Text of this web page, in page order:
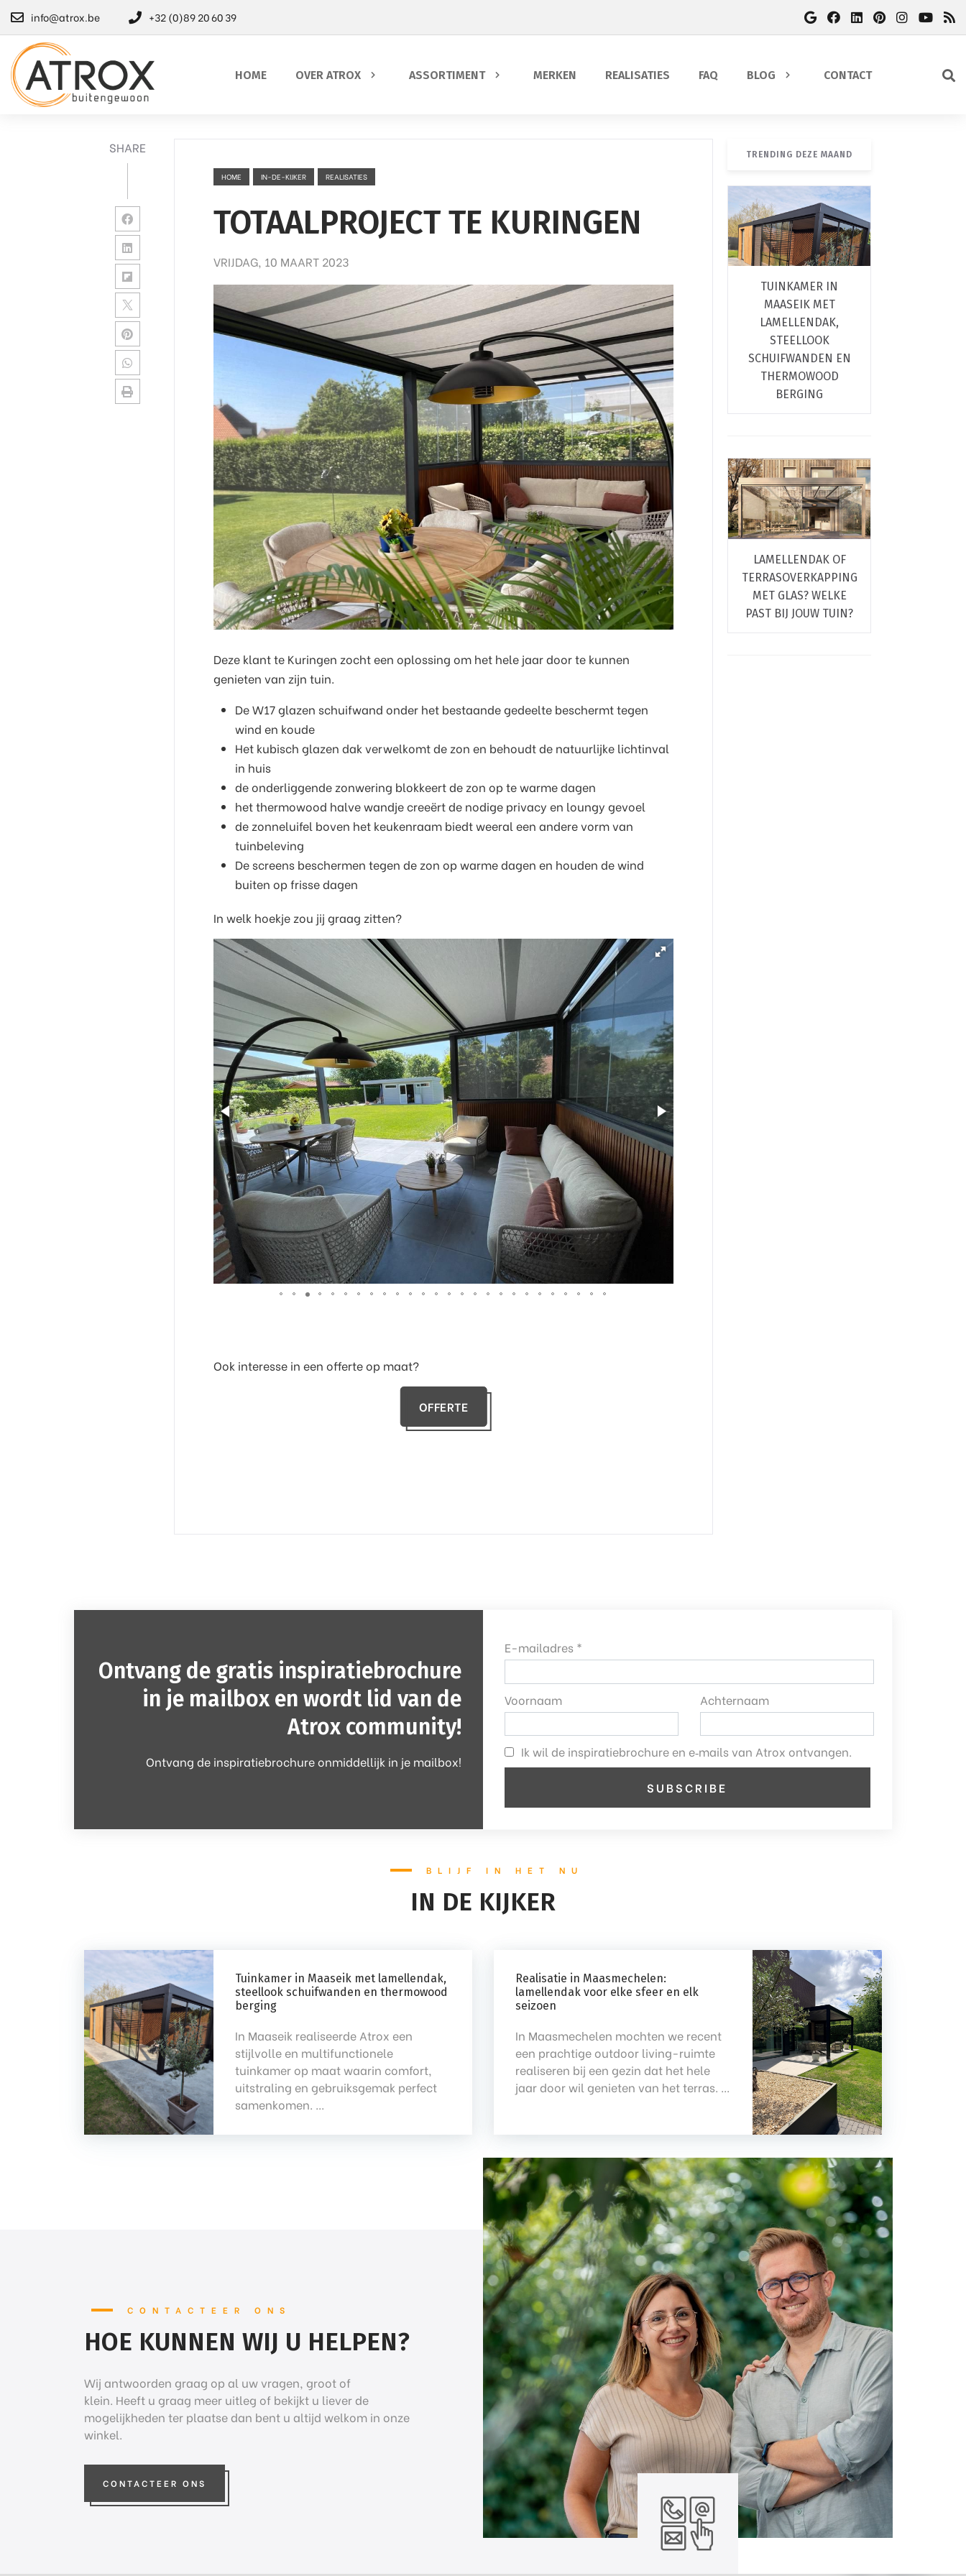
info@atrox.be +32 (0)89 20 60 39
HOME OVER ATROX ASSORTIMENT MERKEN REALISATIES FAQ BLOG CONTACT
SHARE
HOME IN-DE-KIJKER REALISATIES
TOTAALPROJECT TE KURINGEN
VRIJDAG, 10 MAART 2023
Deze klant te Kuringen zocht een oplossing om het hele jaar door te kunnen
genieten van zijn tuin.
De W17 glazen schuifwand onder het bestaande gedeelte beschermt tegen
wind en koude
Het kubisch glazen dak verwelkomt de zon en behoudt de natuurlijke lichtinval
in huis
de onderliggende zonwering blokkeert de zon op te warme dagen
het thermowood halve wandje creeërt de nodige privacy en loungy gevoel
de zonneluifel boven het keukenraam biedt weeral een andere vorm van
tuinbeleving
De screens beschermen tegen de zon op warme dagen en houden de wind
buiten op frisse dagen
In welk hoekje zou jij graag zitten?
Ook interesse in een offerte op maat?
OFFERTE
TRENDING DEZE MAAND
TUINKAMER IN
MAASEIK MET
LAMELLENDAK,
STEELLOOK
SCHUIFWANDEN EN
THERMOWOOD
BERGING
LAMELLENDAK OF
TERRASOVERKAPPING
MET GLAS? WELKE
PAST BIJ JOUW TUIN?
Ontvang de gratis inspiratiebrochure
in je mailbox en wordt lid van de
Atrox community!
Ontvang de inspiratiebrochure onmiddellijk in je mailbox!
E-mailadres *
Voornaam Achternaam
Ik wil de inspiratiebrochure en e‑mails van Atrox ontvangen.
BLIJF IN HET NU
IN DE KIJKER
Tuinkamer in Maaseik met lamellendak,
steellook schuifwanden en thermowood
berging
In Maaseik realiseerde Atrox een
stijlvolle en multifunctionele
tuinkamer op maat waarin comfort,
uitstraling en gebruiksgemak perfect
samenkomen. ...
Realisatie in Maasmechelen:
lamellendak voor elke sfeer en elk
seizoen
In Maasmechelen mochten we recent
een prachtige outdoor living-ruimte
realiseren bij een gezin dat het hele
jaar door wil genieten van het terras. ...
CONTACTEER ONS
HOE KUNNEN WIJ U HELPEN?
Wij antwoorden graag op al uw vragen, groot of
klein. Heeft u graag meer uitleg of bekijkt u liever de
mogelijkheden ter plaatse dan bent u altijd welkom in onze
winkel.
CONTACTEER ONS